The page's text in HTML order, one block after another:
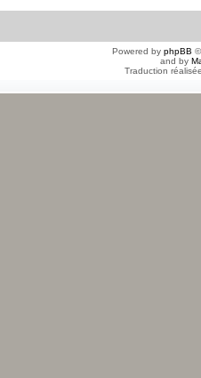
Powered by phpBB
and by
Traduction